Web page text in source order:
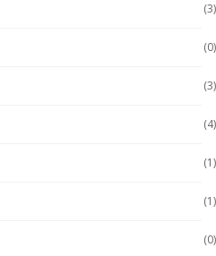
(3)
(0)
(3)
(4)
(1)
(1)
(0)